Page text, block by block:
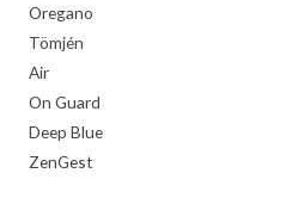
Oregano
Tömjén
Air
On Guard
Deep Blue
ZenGest